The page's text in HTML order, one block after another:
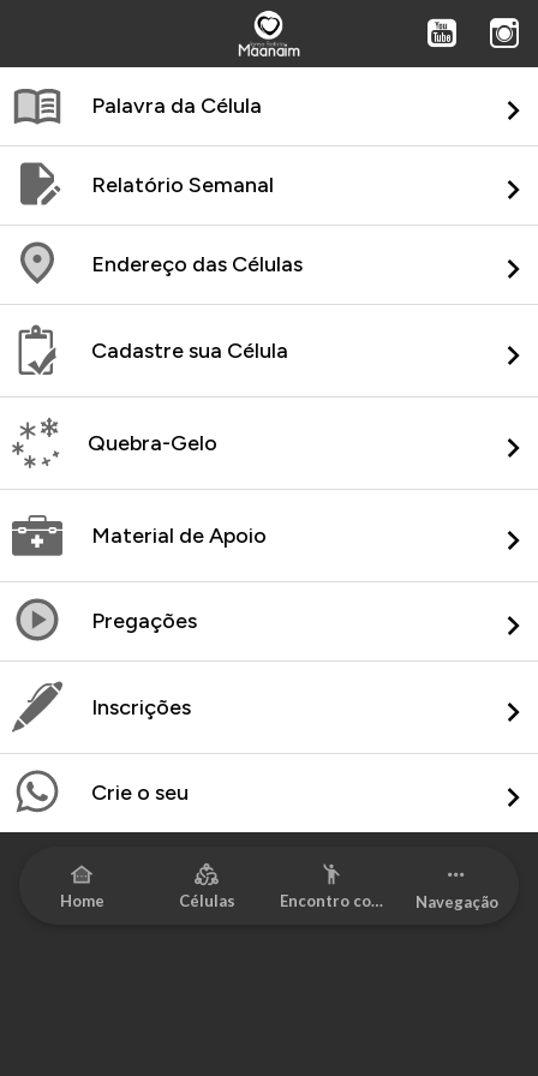
Palavra da Célula
Relatório Semanal
Endereço das Células
Cadastre sua Célula
Quebra-Gelo
Material de Apoio
Pregações
Inscrições
Crie o seu
Home Células
Encontro com
Navegação